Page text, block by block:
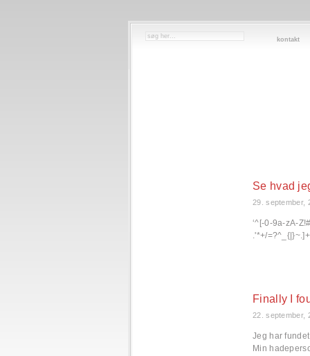
kontakt
Se hvad
29. september,
‘^[-0-9a-zA-
.'*+/
Finally I
22. september,
Jeg har
Min